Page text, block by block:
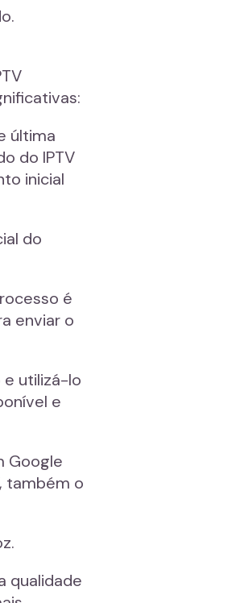
última
do IPTV
inicial
do
é
enviar o
e utilizá-lo
e
Google
também o
qualidade